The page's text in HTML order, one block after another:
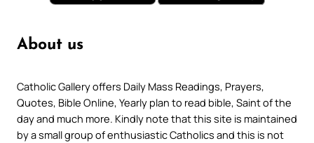
About us
Catholic Gallery offers Daily Mass Readings, Prayers,
Quotes, Bible Online, Yearly plan to read bible, Saint of the
day and much more. Kindly note that this site is maintained
by a small group of enthusiastic Catholics and this is not